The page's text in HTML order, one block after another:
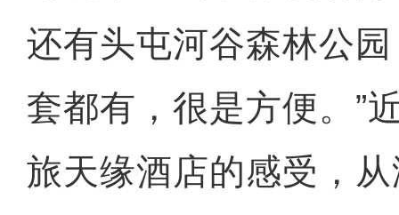
还有头屯河谷森林公
套都有，很是方便。”
旅天缘酒店的感受，